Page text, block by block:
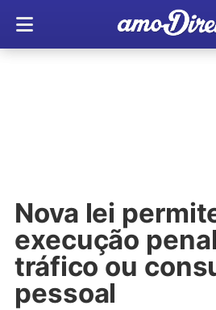
Nova lei
execução
tráfico ou
pessoal